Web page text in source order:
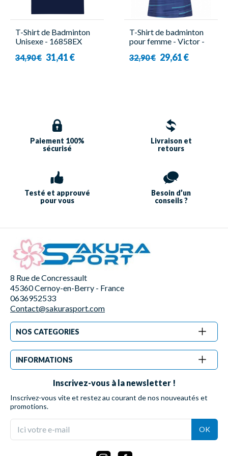
T-Shirt de Badminton
Unisexe - 16858EX
34,90 € 31,41 €
T-Shirt de badminton
pour femme - Victor -
32,90 € 29,61 €
Paiement 100%
sécurisé
Livraison et
retours
Testé et approuvé
pour vous
Besoin d’un
conseils ?
8 Rue de Concressault
45360 Cernoy-en-Berry - France
0636952533
Contact@sakurasport.com
NOS CATEGORIES
INFORMATIONS
Inscrivez-vous à la newsletter !
Inscrivez-vous vite et restez au courant de nos nouveautés et
promotions.